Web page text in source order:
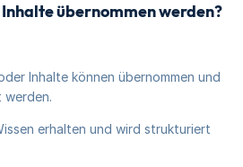
übernommen werden?
Inhalte können übernommen und
werden.
erhalten und wird strukturiert